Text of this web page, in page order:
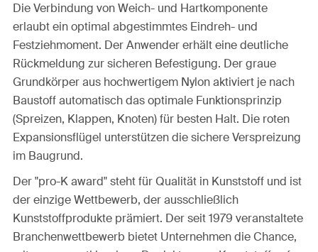
Die Verbindung von Weich- und Hartkomponente
erlaubt ein optimal abgestimmtes Eindreh- und
Festziehmoment. Der Anwender erhält eine deutliche
Rückmeldung zur sicheren Befestigung. Der graue
Grundkörper aus hochwertigem Nylon aktiviert je nach
Baustoff automatisch das optimale Funktionsprinzip
(Spreizen, Klappen, Knoten) für besten Halt. Die roten
Expansionsflügel unterstützen die sichere Verspreizung
im Baugrund.
Der "pro-K award" steht für Qualität in Kunststoff und ist
der einzige Wettbewerb, der ausschließlich
Kunststoffprodukte prämiert. Der seit 1979 veranstaltete
Branchenwettbewerb bietet Unternehmen die Chance,